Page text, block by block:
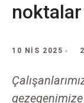
noktalar
10 NIS 2025